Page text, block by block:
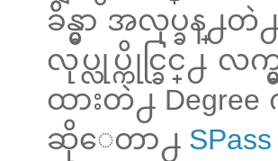
ခ်ိန္မွာ အလုပ္ခန္႕
လုပ္လုပ္ကိုင္ခြင္႕
ထားတဲ႕
ဆိုေတာ႕ SPass